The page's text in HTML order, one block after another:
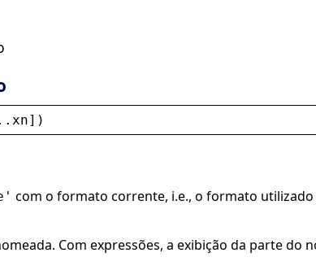
xn])
com o formato corrente, i.e., o formato
Com expressões, a exibição da parte do